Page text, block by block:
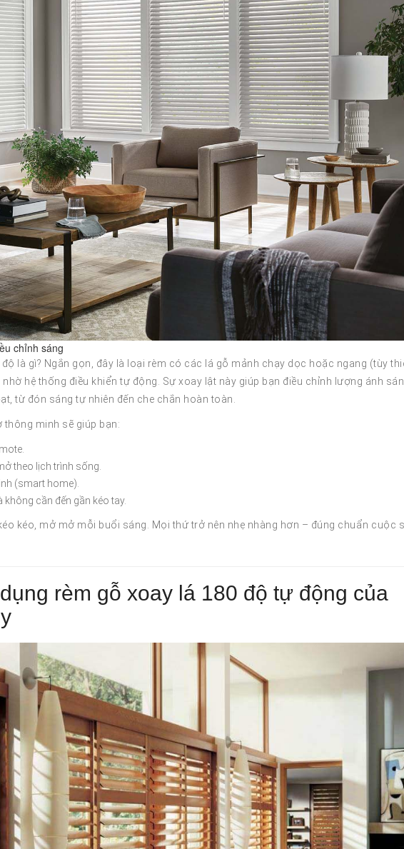
chỉnh sáng
là gì? Ngắn gọn, đây là loại rèm có các lá gỗ mảnh chạy dọc hoặc ngang (tùy
nhờ hệ thống điều khiển tự động. Sự xoay lật này giúp bạn điều chỉnh lượng ánh
từ đón sáng tự nhiên đến che chắn hoàn toàn.
minh sẽ giúp bạn:
theo lịch trình sống.
(smart home).
cần đến gần kéo tay.
kéo, mở mở mỗi buổi sáng. Mọi thứ trở nên nhẹ nhàng hơn – đúng chuẩn cuộc
rèm gỗ xoay lá 180 độ tự động của